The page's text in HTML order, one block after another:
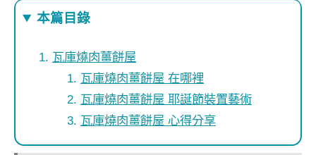
本篇目錄
瓦庫燒肉薑餅屋
瓦庫燒肉薑餅屋 在哪裡
瓦庫燒肉薑餅屋 耶誕節裝置藝術
瓦庫燒肉薑餅屋 心得分享